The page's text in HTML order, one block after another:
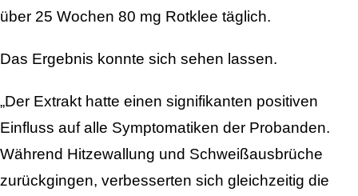
über 25 Wochen 80 mg Rotklee täglich.
Das Ergebnis konnte sich sehen lassen.
„Der Extrakt hatte einen signifikanten positiven
Einfluss auf alle Symptomatiken der Probanden.
Während Hitzewallung und Schweißausbrüche
zurückgingen, verbesserten sich gleichzeitig die